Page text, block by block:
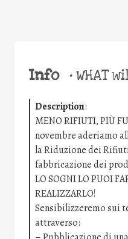
Info •WHAT
Description:
MENO RIFIUTI, PIÙ
novembre aderiamo
la Riduzione dei
fabbricazione dei
LO SOGNI LO PUOI
REALIZZARLO!
Sensibilizzeremo sui
attraverso: